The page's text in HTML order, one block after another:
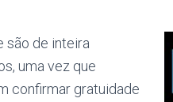
são de inteira
uma vez que
confirmar gratuidade